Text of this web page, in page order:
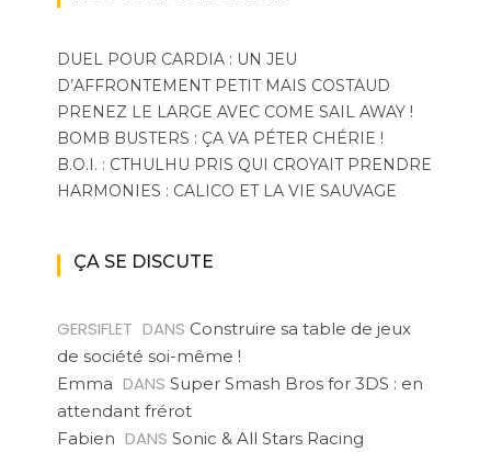
DUEL POUR CARDIA : UN JEU
D’AFFRONTEMENT PETIT MAIS COSTAUD
PRENEZ LE LARGE AVEC COME SAIL AWAY !
BOMB BUSTERS : ÇA VA PÉTER CHÉRIE !
B.O.I. : CTHULHU PRIS QUI CROYAIT PRENDRE
HARMONIES : CALICO ET LA VIE SAUVAGE
ÇA SE DISCUTE
GERSIFLET DANS Construire sa table de jeux
de société soi-même !
Emma DANS Super Smash Bros for 3DS : en
attendant frérot
Fabien DANS Sonic & All Stars Racing